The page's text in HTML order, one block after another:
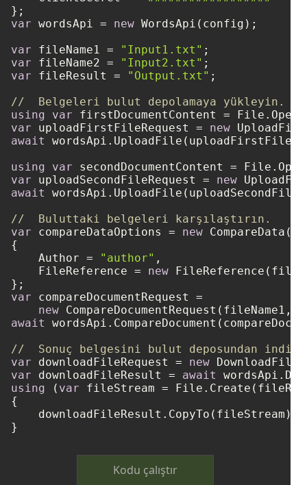
var wordsApi = new WordsApi(config);
var fileName1 = "Input1.txt"
var fileName2 = "Input2.txt"
var fileResult = "Output.txt" ;
//  Belgeleri bulut depolamaya yükleyin.
using
var
var uploadFirstFileRequest = new
await
using
var
var uploadSecondFileRequest = new
await
//  Buluttaki belgeleri karşılaştırın.
var compareDataOptions = new CompareData()
{
    Author =
"author" ,
    FileReference =
new
var compareDocumentRequest =
new
await
//  Sonuç belgesini bulut deposundan
var downloadFileRequest = new
var downloadFileResult = await
using ( var fileStream =
{
    downloadFileResult.CopyTo(fileStream);
Kodu çalıştır